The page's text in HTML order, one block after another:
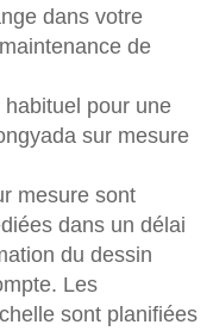
dans votre
de
pour une
sur mesure
mesure sont
dans un délai
du dessin
Les
sont planifiées